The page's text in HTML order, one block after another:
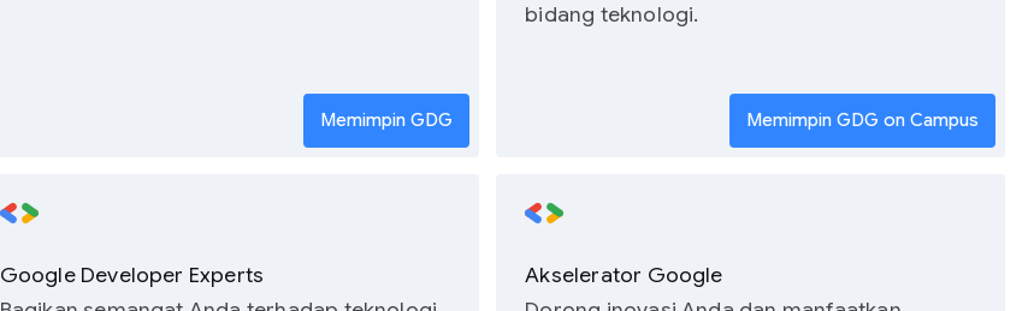
Memimpin GDG
bidang teknologi.
Memimpin GDG on Campus
Google Developer Experts
Akselerator Google